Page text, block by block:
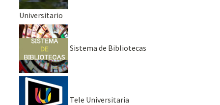
Universitario
Sistema de Bibliotecas
Tele Universitaria